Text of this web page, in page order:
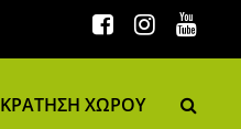
ΚΡΑΤΗΣΗ ΧΩΡΟΥ